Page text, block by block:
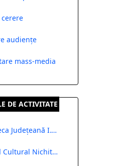
audiențe
mass-media
DE ACTIVITATE
Manager Biblioteca Județeană I.G. Bibicescu
Manager Centrul Cultural Nichita Stănescu